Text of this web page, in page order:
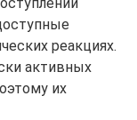
реакциях.
активных
их